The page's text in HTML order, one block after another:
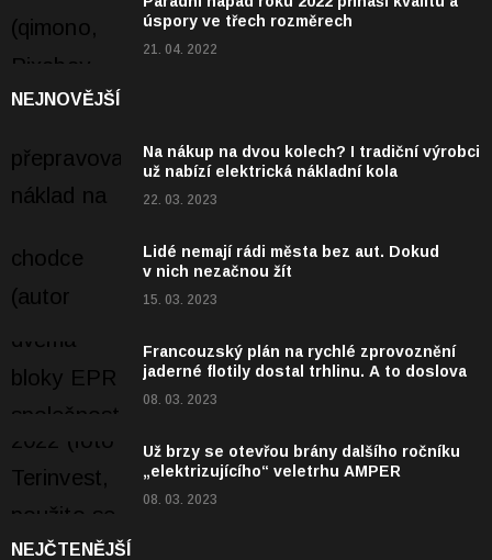
úspory ve třech rozměrech
21. 04. 2022
NEJNOVĚJŠÍ
Na nákup na dvou kolech? I tradiční výrobci
už nabízí elektrická nákladní kola
22. 03. 2023
Lidé nemají rádi města bez aut. Dokud
v nich nezačnou žít
15. 03. 2023
Francouzský plán na rychlé zprovoznění
jaderné flotily dostal trhlinu. A to doslova
08. 03. 2023
Už brzy se otevřou brány dalšího ročníku
„elektrizujícího“ veletrhu AMPER
08. 03. 2023
NEJČTENĚJŠÍ